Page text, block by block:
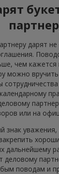
дарят
чем кажется
можно
или на
знак уважения,
дальнейшему
деловому
поводам и